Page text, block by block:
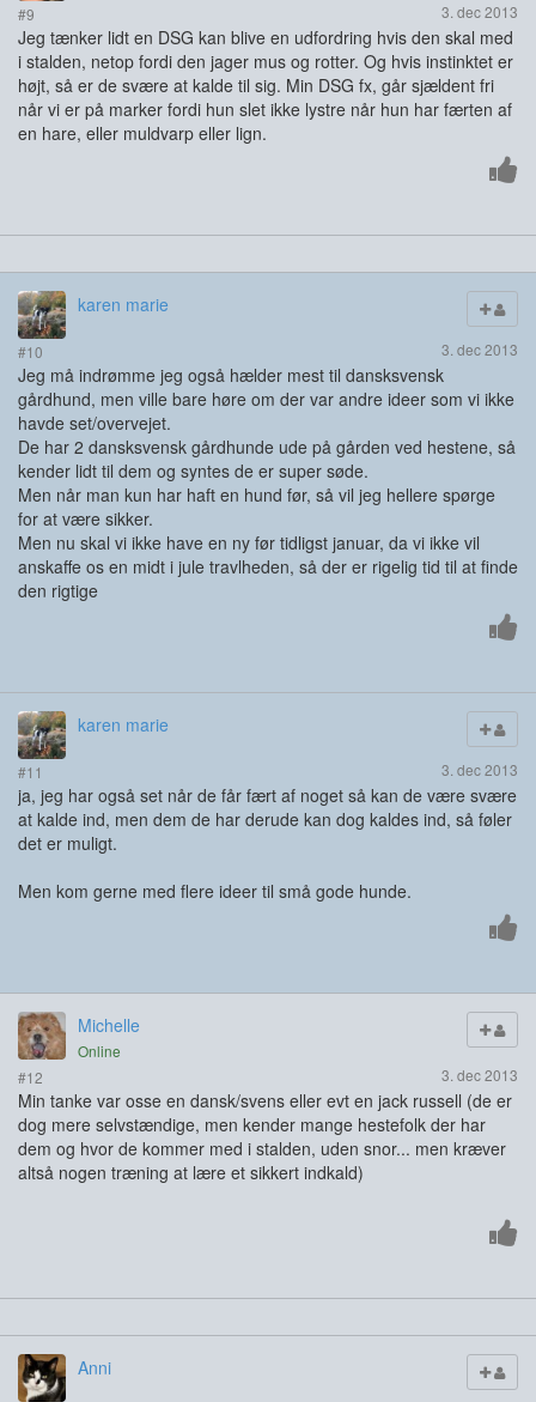
#9 3. dec 2013
Jeg tænker lidt en DSG kan blive en udfordring hvis den skal med
i stalden, netop fordi den jager mus og rotter. Og hvis instinktet er
højt, så er de svære at kalde til sig. Min DSG fx, går sjældent fri
når vi er på marker fordi hun slet ikke lystre når hun har færten af
en hare, eller muldvarp eller lign.
karen marie
#10 3. dec 2013
Jeg må indrømme jeg også hælder mest til dansksvensk
gårdhund, men ville bare høre om der var andre ideer som vi ikke
havde set/overvejet.
De har 2 dansksvensk gårdhunde ude på gården ved hestene, så
kender lidt til dem og syntes de er super søde.
Men når man kun har haft en hund før, så vil jeg hellere spørge
for at være sikker.
Men nu skal vi ikke have en ny før tidligst januar, da vi ikke vil
anskaffe os en midt i jule travlheden, så der er rigelig tid til at finde
den rigtige
karen marie
#11 3. dec 2013
ja, jeg har også set når de får fært af noget så kan de være svære
at kalde ind, men dem de har derude kan dog kaldes ind, så føler
det er muligt.
Men kom gerne med flere ideer til små gode hunde.
Michelle
Online
#12
3. dec 2013
Min tanke var osse en dansk/svens eller evt en jack russell (de er
dog mere selvstændige, men kender mange hestefolk der har
dem og hvor de kommer med i stalden, uden snor... men kræver
altså nogen træning at lære et sikkert indkald)
Anni